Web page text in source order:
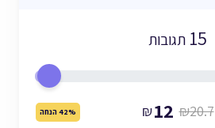
15 תגובות
₪12 ₪20.7 42% הנחה